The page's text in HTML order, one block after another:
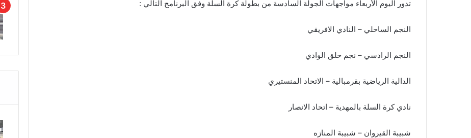
تدور اليوم الأربعاء مواجهات الجولة السادسة من بطولة كرة السلة وفق البرنامج التالي :
النجم الساحلي – النادي الافريقي
النجم الرادسي – نجم حلق الوادي
الدالية الرياضية بقرمبالية – الاتحاد المنستيري
نادي كرة السلة بالمهدية – اتحاد الانصار
شبيبة القيروان – شبيبة المنازه